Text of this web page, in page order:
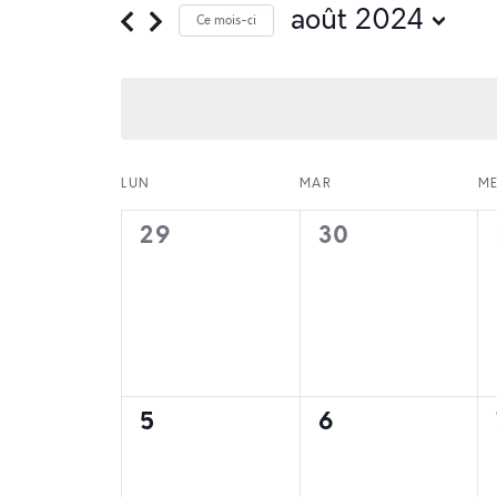
Ce mois-ci août 2024
de
LUN MAR
0
29
0
30
0
5
0
6